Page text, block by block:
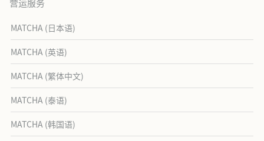
营运服务
MATCHA (日本语)
MATCHA (英语)
MATCHA (繁体中文)
MATCHA (泰语)
MATCHA (韩国语)